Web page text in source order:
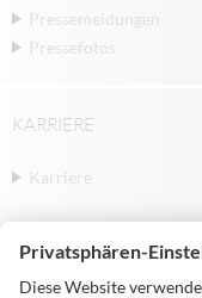
Pressemeldungen
Pressefotos
KARRIERE
Karriere